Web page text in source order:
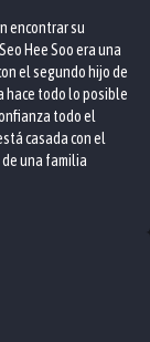
encontrar su
Hee Soo era una
el segundo hijo de
hace todo lo posible
todo el
casada con el
una familia